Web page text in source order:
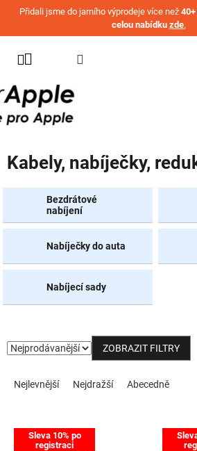
Přejít na obsah
Přidali jsme do jarního výprodeje více než
celou nabídku zde.
IPHONE
MACBOOK
AIRPODS
AIRTAG
OSTATNÍ
NOVINKY
Kabely, nabíječky,
Bezdrátové
nabíjení
Nabíječky do auta
Nabíjecí sady
ZOBRAZIT FILTRY
Nejlevnější Nejdražší Abecedně
Výpis produktů
Sleva 10% po
registraci